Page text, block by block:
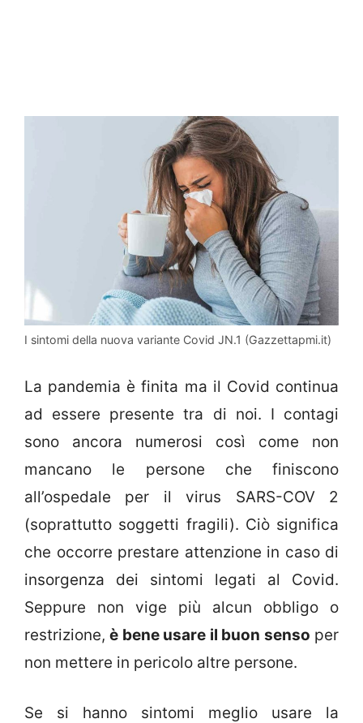
I sintomi della nuova variante Covid JN.1 (Gazzettapmi.it)
La pandemia è finita ma il Covid continua
ad essere presente tra di noi. I contagi
sono ancora numerosi così come non
mancano le persone che finiscono
all’ospedale per il virus SARS-COV 2
(soprattutto soggetti fragili). Ciò significa
che occorre prestare attenzione in caso di
insorgenza dei sintomi legati al Covid.
Seppure non vige più alcun obbligo o
restrizione,è bene usare il buon senso per
non mettere in pericolo altre persone.
Se si hanno sintomi meglio usare la